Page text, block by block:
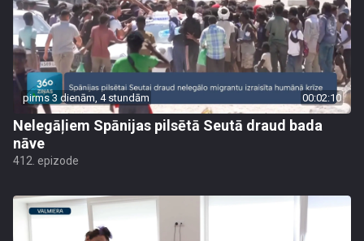
pirms 3 dienām, 4 stundām 00:02:10
Nelegāļiem Spānijas pilsētā Seutā draud bada
nāve
412. epizode